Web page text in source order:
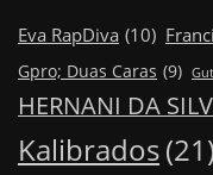
Eva RapDiva (10)
Gpro; Duas Caras (9)
HERNANI DA
Kalibrados(21)